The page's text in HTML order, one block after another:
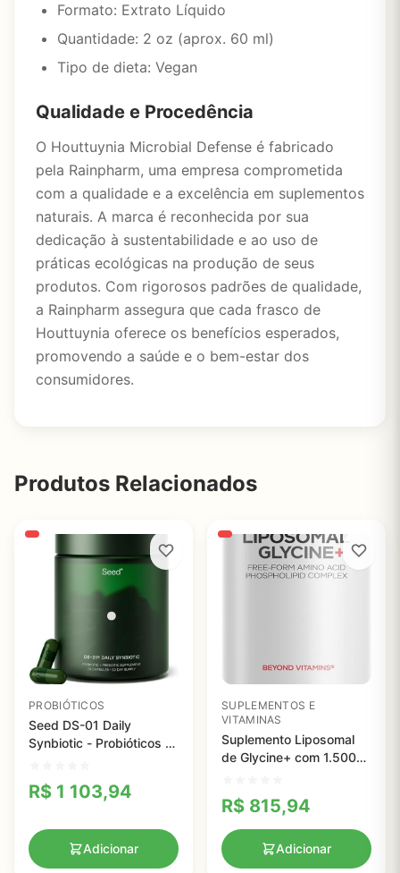
Formato: Extrato Líquido
Quantidade: 2 oz (aprox. 60 ml)
Tipo de dieta: Vegan
Qualidade e Procedência
O Houttuynia Microbial Defense é fabricado
pela Rainpharm, uma empresa comprometida
com a qualidade e a excelência em suplementos
naturais. A marca é reconhecida por sua
dedicação à sustentabilidade e ao uso de
práticas ecológicas na produção de seus
produtos. Com rigorosos padrões de qualidade,
a Rainpharm assegura que cada frasco de
Houttuynia oferece os benefícios esperados,
promovendo a saúde e o bem-estar dos
consumidores.
Produtos Relacionados
PROBIÓTICOS
Seed DS-01 Daily
Synbiotic - Probióticos e
R$ 1 103,94
Adicionar
SUPLEMENTOS E
VITAMINAS
Suplemento Liposomal
de Glycine+ com 1.500
Veganas
R$ 815,94
Adicionar